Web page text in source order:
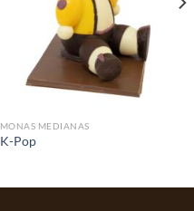
MONAS MEDIANAS
K-Pop